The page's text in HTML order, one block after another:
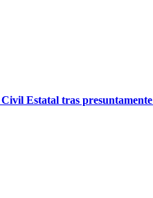
Estatal tras